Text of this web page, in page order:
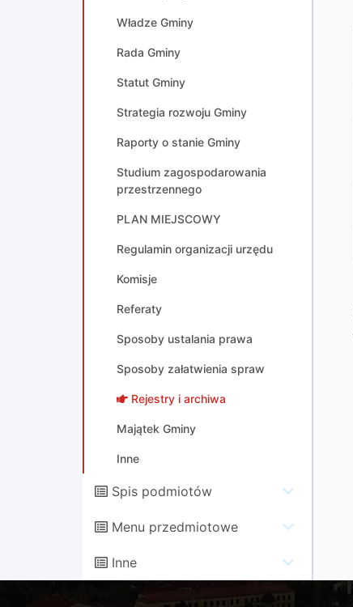
Władze Gminy
Rada Gminy
Statut Gminy
Strategia rozwoju Gminy
Raporty o stanie Gminy
Studium zagospodarowania
przestrzennego
PLAN MIEJSCOWY
Regulamin organizacji urzędu
Komisje
Referaty
Sposoby ustalania prawa
Sposoby załatwienia spraw
Rejestry i archiwa
Majątek Gminy
Inne
Spis podmiotów
Menu przedmiotowe
Inne